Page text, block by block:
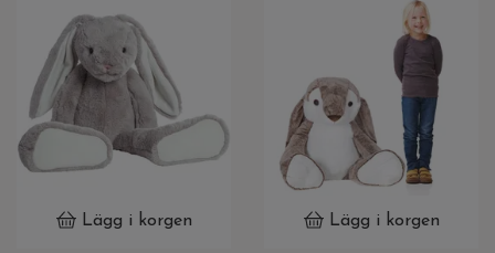
Lägg i korgen Lägg i korgen